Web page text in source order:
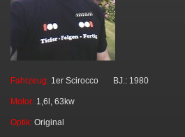
Fahrzeug: 1er Scirocco BJ.: 1980
Motor: 1,6l, 63kw
Optik: Original